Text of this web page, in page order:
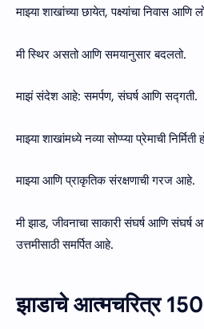
माझ्या शाखांच्या छायेत, पक्ष्यांचा निवास आणि
मी स्थिर असतो आणि समयानुसार बदलतो.
माझं संदेश आहे: समर्पण, संघर्ष आणि सद्गती.
माझ्या शाखांमध्ये नव्या सोप्प्या प्रेमाची निर्मिती
माझ्या आणि प्राकृतिक संरक्षणाची गरज आहे.
मी झाड, जीवनाचा साकारी संघर्ष आणि संघर्ष
उत्तमीसाठी समर्पित आहे.
झाडाचे आत्मचरित्र